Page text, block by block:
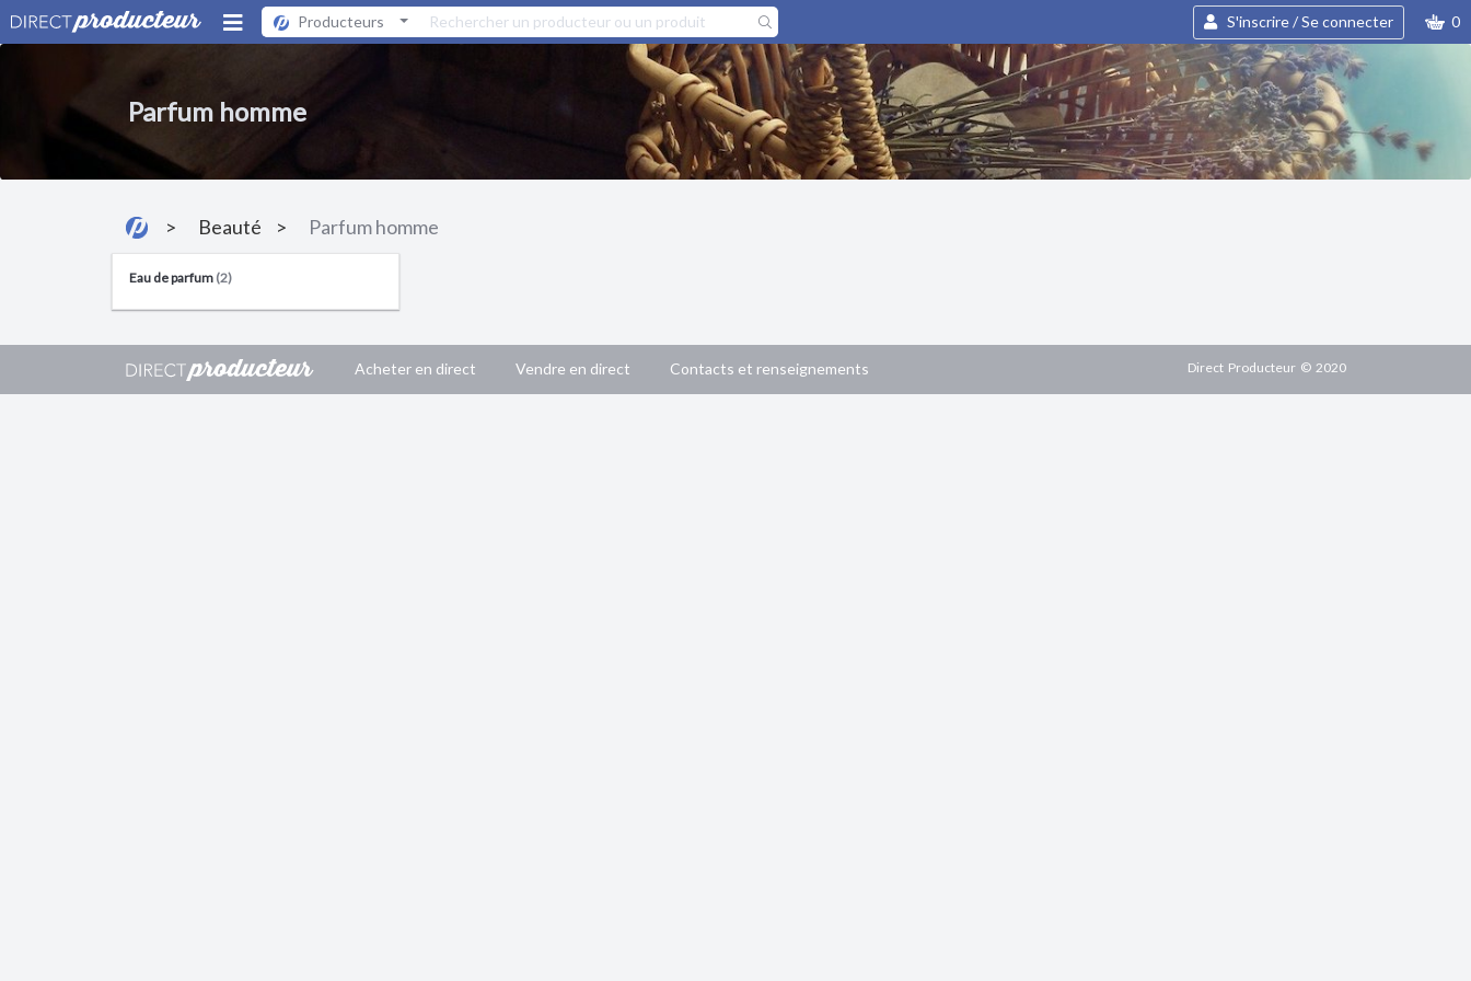
Producteurs S'inscrire / Se connecter 0
Parfum homme
Beauté Parfum homme
Eau de parfum (2)
Acheter en direct Vendre en direct Contacts et renseignements Direct Producteur © 2020